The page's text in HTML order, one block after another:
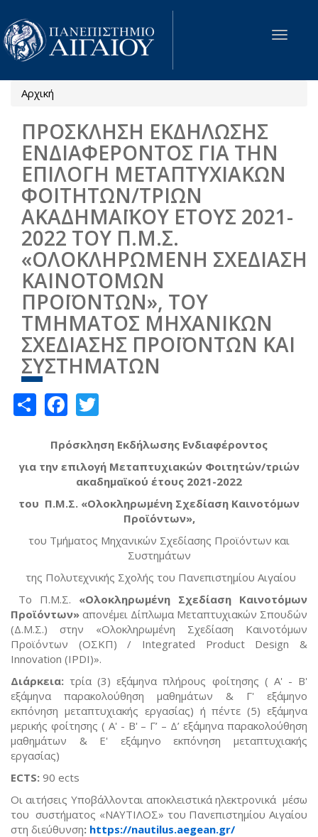
Παράκαμψη προς το κυρίως περιεχόμενο
Toggle
Είστε εδώ
Αρχική
ΠΡΟΣΚΛΗΣΗ ΕΚΔΗΛΩΣΗΣ
ΕΝΔΙΑΦΕΡΟΝΤΟΣ ΓΙΑ ΤΗΝ
ΕΠΙΛΟΓΗ ΜΕΤΑΠΤΥΧΙΑΚΩΝ
ΦΟΙΤΗΤΩΝ/ΤΡΙΩΝ
ΑΚΑΔΗΜΑΪΚΟΥ ΕΤΟΥΣ 2021-
2022 ΤΟΥ Π.Μ.Σ.
«ΟΛΟΚΛΗΡΩΜΕΝΗ ΣΧΕΔΙΑΣΗ
ΚΑΙΝΟΤΟΜΩΝ
ΠΡΟΪΟΝΤΩΝ», ΤΟΥ
ΤΜΗΜΑΤΟΣ ΜΗΧΑΝΙΚΩΝ
ΣΧΕΔΙΑΣΗΣ ΠΡΟΪΟΝΤΩΝ ΚΑΙ
ΣΥΣΤΗΜΑΤΩΝ
ShareFacebook
Πρόσκληση Εκδήλωσης Ενδιαφέροντος
για την επιλογή Μεταπτυχιακών Φοιτητών/τριών
ακαδημαϊκού έτους 2021-2022
του Π.Μ.Σ. «Ολοκληρωμένη Σχεδίαση Καινοτόμων
Προϊόντων»,
του Τμήματος Μηχανικών Σχεδίασης Προϊόντων και
Συστημάτων
της Πολυτεχνικής Σχολής του Πανεπιστημίου Αιγαίου
Το Π.Μ.Σ. «Ολοκληρωμένη Σχεδίαση Καινοτόμων
Προϊόντων» απονέμει Δίπλωμα Μεταπτυχιακών Σπουδών
(Δ.Μ.Σ.) στην «Ολοκληρωμένη Σχεδίαση Καινοτόμων
Προϊόντων (ΟΣΚΠ) / Integrated Product Design &
Innovation (IPDI)».
Διάρκεια: τρία (3) εξάμηνα πλήρους φοίτησης ( Α' - Β'
εξάμηνα παρακολούθηση μαθημάτων & Γ' εξάμηνο
εκπόνηση μεταπτυχιακής εργασίας) ή πέντε (5) εξάμηνα
μερικής φοίτησης ( Α' - Β' – Γ’ – Δ’ εξάμηνα παρακολούθηση
μαθημάτων & Ε' εξάμηνο εκπόνηση μεταπτυχιακής
εργασίας)
ECTS: 90 ects
Οι αιτήσεις Υποβάλλονται αποκλειστικά ηλεκτρονικά μέσω
του συστήματος «ΝΑΥΤΙΛΟΣ» του Πανεπιστημίου Αιγαίου
στη διεύθυνση: https://nautilus.aegean.gr/